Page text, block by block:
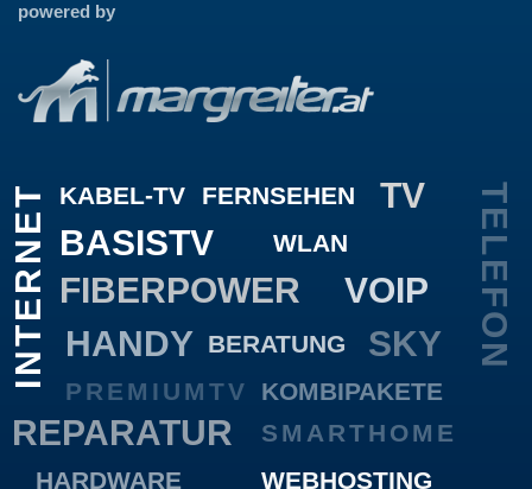
powered by
KABEL-TV
INTERNET TELEFON
FERNSEHEN
TV
BASISTV
PREMIUMTV
SKY
WLAN
WEBHOSTING
FIBERPOWER VOIP
BERATUNG
REPARATUR
HANDY
HARDWARE
SMARTHOME
KOMBIPAKETE